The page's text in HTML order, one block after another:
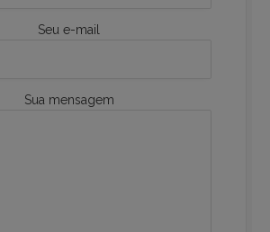
Seu e-mail
Sua mensagem